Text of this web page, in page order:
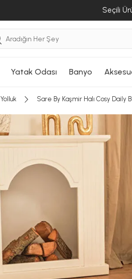
Seçili
Yatak Odası Banyo
Yolluk Sare By Kaşmir Halı Cosy Daily